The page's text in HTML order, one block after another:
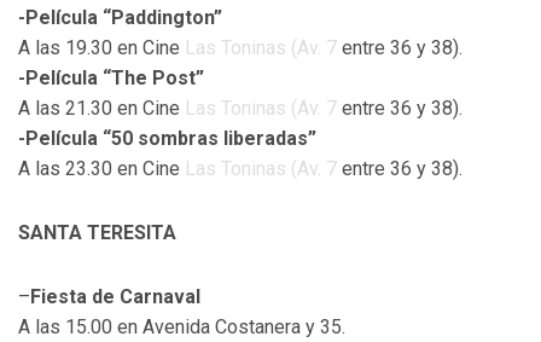
-Película “Paddington”
A las 19.30 en Cine Las Toninas (Av. 7 entre 36 y 38).
-Película “The Post”
A las 21.30 en Cine Las Toninas (Av. 7 entre 36 y 38).
-Película “50 sombras liberadas”
A las 23.30 en Cine Las Toninas (Av. 7 entre 36 y 38).
SANTA TERESITA
–Fiesta de Carnaval
A las 15.00 en Avenida Costanera y 35.